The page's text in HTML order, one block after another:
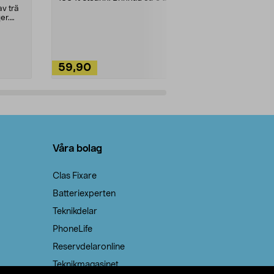
trä
59,90
Våra bolag
Clas Fixare
Batteriexperten
Teknikdelar
PhoneLife
Reservdelaronline
Teknikmagasinet